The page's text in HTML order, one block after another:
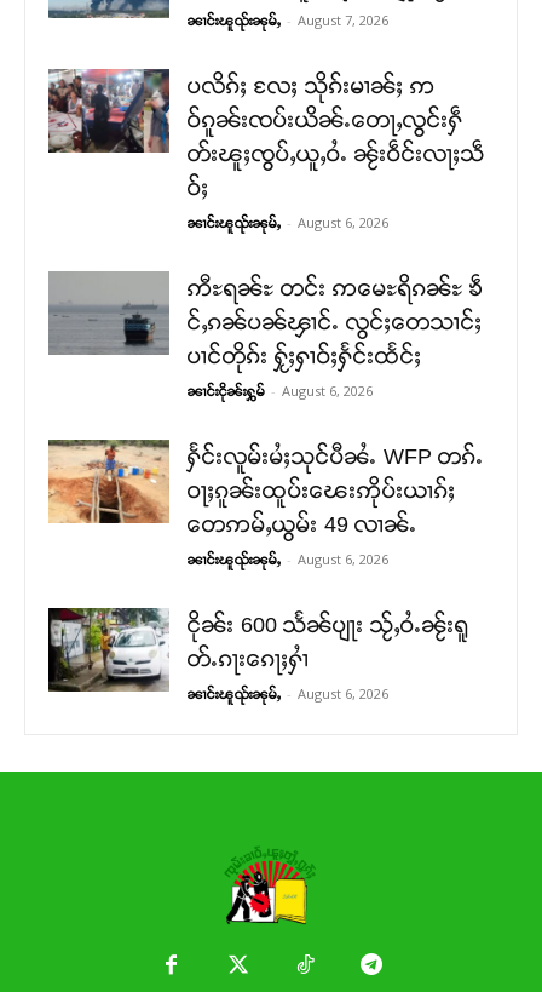
ၼၢင်းၽူၺ်းၼုမ်ႇ - August 7, 2026
ပလိၵ်ႈ လႄႈ သိုၵ်းမၢၼ်ႈ ဢ
ဝ်ၵူၼ်းၸပ်းယိၼ်ႉတေႃႇလွင်းႁဵ
တ်းၽူႈၸွပ်ႇယူႇဝႆႉ ၼႂ်းဝဵင်းလႃႈသဵ
ဝ်ႈ
ၼၢင်းၽူၺ်းၼုမ်ႇ - August 6, 2026
ဢီႊရၼ်ႊ တင်း ဢမေႊရိၵၼ်ႊ ၶဵ
င်ႇၵၼ်ပၼ်ၾၢင်ႉ လွင်ႈတေသၢင်ႈ
ပၢင်တိုၵ်း ႁႂ်ႈႁၢဝ်ႈႁႅင်းထႅင်ႈ
ၼၢင်းငိုၼ်းႁွမ် - August 6, 2026
ႁႅင်းလူမ်းမႆႈသုင်ပီၼႆႉ WFP တၵ်ႉ
ဝႃႈၵူၼ်းထူပ်းၽေးဢိုပ်းယၢၵ်ႈ
တေဢမ်ႇယွမ်း 49 လၢၼ်ႉ
ၼၢင်းၽူၺ်းၼုမ်ႇ - August 6, 2026
ငိုၼ်း 600 သႅၼ်ပျႃး သႂ်ႇဝႆႉၼႂ်းရူ
တ်ႉၵႃးၵေႃႈႁၢႆ
ၼၢင်းၽူၺ်းၼုမ်ႇ - August 6, 2026